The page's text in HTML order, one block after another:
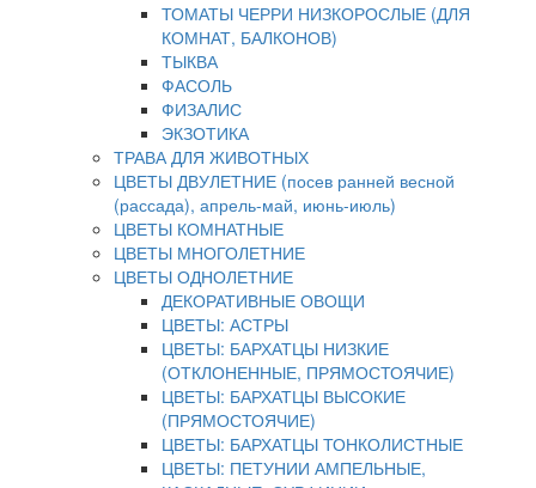
ТОМАТЫ ЧЕРРИ НИЗКОРОСЛЫЕ (ДЛЯ
КОМНАТ, БАЛКОНОВ)
ТЫКВА
ФАСОЛЬ
ФИЗАЛИС
ЭКЗОТИКА
ТРАВА ДЛЯ ЖИВОТНЫХ
ЦВЕТЫ ДВУЛЕТНИЕ (посев ранней весной
(рассада), апрель-май, июнь-июль)
ЦВЕТЫ КОМНАТНЫЕ
ЦВЕТЫ МНОГОЛЕТНИЕ
ЦВЕТЫ ОДНОЛЕТНИЕ
ДЕКОРАТИВНЫЕ ОВОЩИ
ЦВЕТЫ: АСТРЫ
ЦВЕТЫ: БАРХАТЦЫ НИЗКИЕ
(ОТКЛОНЕННЫЕ, ПРЯМОСТОЯЧИЕ)
ЦВЕТЫ: БАРХАТЦЫ ВЫСОКИЕ
(ПРЯМОСТОЯЧИЕ)
ЦВЕТЫ: БАРХАТЦЫ ТОНКОЛИСТНЫЕ
ЦВЕТЫ: ПЕТУНИИ АМПЕЛЬНЫЕ,